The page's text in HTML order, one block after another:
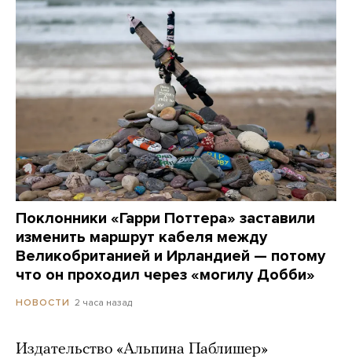
Поклонники «Гарри Поттера» заставили
изменить маршрут кабеля между
Великобританией и Ирландией — потому
что он проходил через «могилу Добби»
НОВОСТИ 2 часа назад
Издательство «Альпина Паблишер»